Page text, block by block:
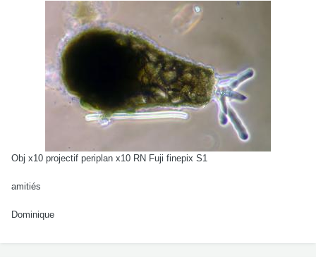
Obj x10 projectif periplan x10 RN Fuji finepix S1
amitiés
Dominique